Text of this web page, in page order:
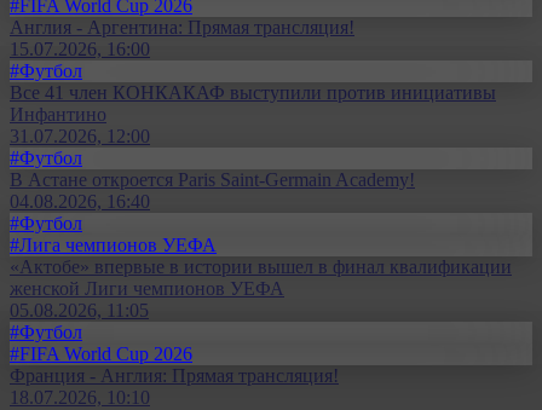
#FIFA World Cup 2026
Англия - Аргентина: Прямая трансляция!
15.07.2026, 16:00
#Футбол
Все 41 член КОНКАКАФ выступили против инициативы
Инфантино
31.07.2026, 12:00
#Футбол
В Астане откроется Paris Saint-Germain Academy!
04.08.2026, 16:40
#Футбол
#Лига чемпионов УЕФА
«Актобе» впервые в истории вышел в финал квалификации
женской Лиги чемпионов УЕФА
05.08.2026, 11:05
#Футбол
#FIFA World Cup 2026
Франция - Англия: Прямая трансляция!
18.07.2026, 10:10